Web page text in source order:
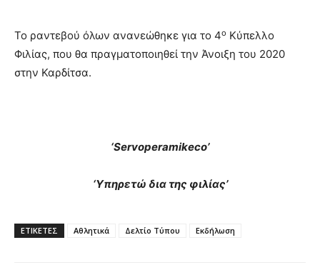
Το ραντεβού όλων ανανεώθηκε για το 4ο Κύπελλο
Φιλίας, που θα πραγματοποιηθεί την Άνοιξη του 2020
στην Καρδίτσα.
‘Servoperamikeco’
‘Υπηρετώ δια της φιλίας’
ΕΤΙΚΕΤΕΣ Αθλητικά Δελτίο Τύπου Εκδήλωση